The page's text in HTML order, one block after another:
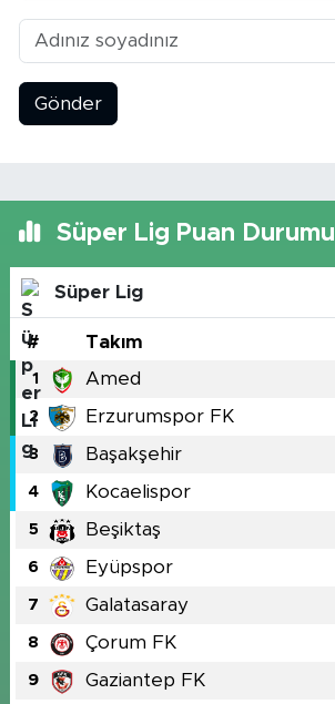
Gönder
Süper Lig Puan Durumu
Süper Lig
# Takım
1 Amed
2 Erzurumspor FK
3 Başakşehir
4 Kocaelispor
5 Beşiktaş
6 Eyüpspor
7 Galatasaray
8 Çorum FK
9 Gaziantep FK